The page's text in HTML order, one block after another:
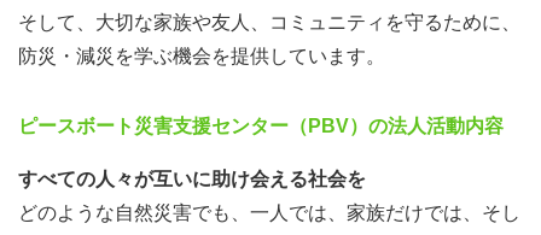
そして、大切な家族や友人、コミュニティを守るために、
防災・減災を学ぶ機会を提供しています。
ピースボート災害支援センター（PBV）の法人活動内容
すべての人々が互いに助け会える社会を
どのような自然災害でも、一人では、家族だけでは、そし